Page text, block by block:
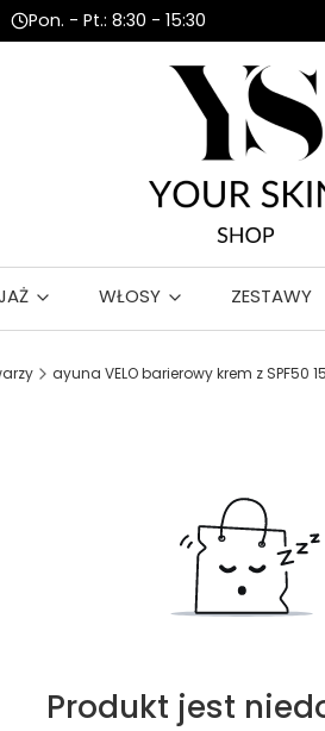
Pon. - Pt.: 8:30 - 15:30
WŁOSY ZESTAWY
ayuna VELO barierowy krem z SPF50
Produkt jest